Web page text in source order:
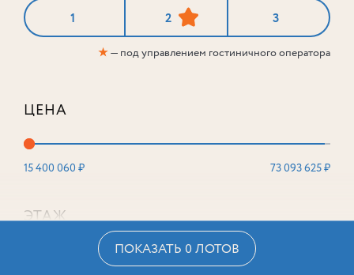
1 2 3
★— под управлением гостиничного оператора
ЦЕНА
15 400 060 ₽ 73 093 625 ₽
ЭТАЖ
ПОКАЗАТЬ 0 ЛОТОВ